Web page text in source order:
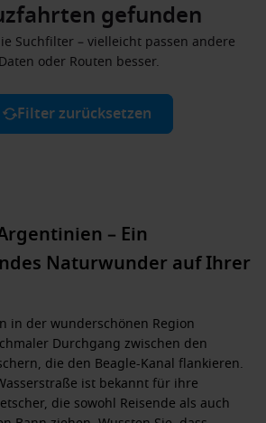
gefunden
Suchfilter – vielleicht passen andere
Daten oder Routen besser.
Filter zurücksetzen
– Ein
Naturwunder auf Ihrer
in der wunderschönen Region
Durchgang zwischen den
die den Beagle-Kanal flankieren.
ist bekannt für ihre
die sowohl Reisende als auch